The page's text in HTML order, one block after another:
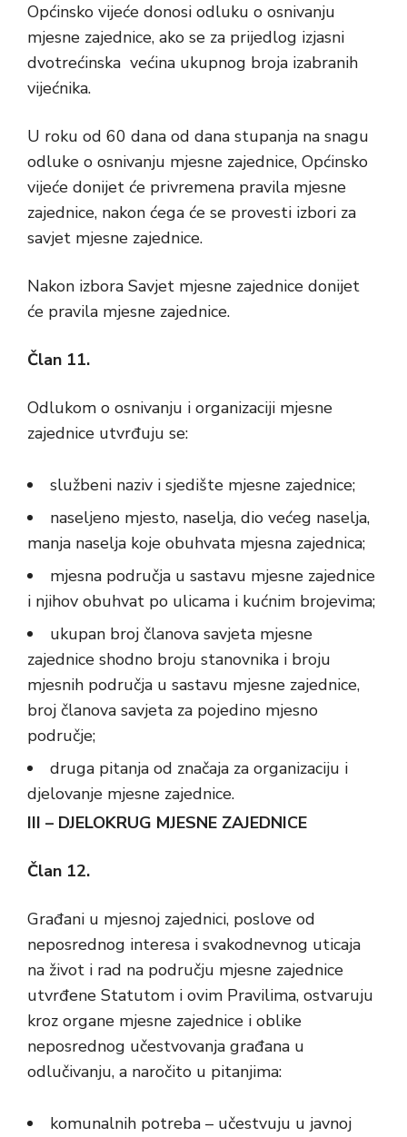
Općinsko vijeće donosi odluku o osnivanju
mjesne zajednice, ako se za prijedlog izjasni
dvotrećinska većina ukupnog broja izabranih
vijećnika.
U roku od 60 dana od dana stupanja na snagu
odluke o osnivanju mjesne zajednice, Općinsko
vijeće donijet će privremena pravila mjesne
zajednice, nakon ćega će se provesti izbori za
savjet mjesne zajednice.
Nakon izbora Savjet mjesne zajednice donijet
će pravila mjesne zajednice.
Član 11.
Odlukom o osnivanju i organizaciji mjesne
zajednice utvrđuju se:
službeni naziv i sjedište mjesne zajednice;
naseljeno mjesto, naselja, dio većeg naselja,
manja naselja koje obuhvata mjesna zajednica;
mjesna područja u sastavu mjesne zajednice
i njihov obuhvat po ulicama i kućnim brojevima;
ukupan broj članova savjeta mjesne
zajednice shodno broju stanovnika i broju
mjesnih područja u sastavu mjesne zajednice,
broj članova savjeta za pojedino mjesno
područje;
druga pitanja od značaja za organizaciju i
djelovanje mjesne zajednice.
III – DJELOKRUG MJESNE ZAJEDNICE
Član 12.
Građani u mjesnoj zajednici, poslove od
neposrednog interesa i svakodnevnog uticaja
na život i rad na području mjesne zajednice
utvrđene Statutom i ovim Pravilima, ostvaruju
kroz organe mjesne zajednice i oblike
neposrednog učestvovanja građana u
odlučivanju, a naročito u pitanjima:
komunalnih potreba – učestvuju u javnoj